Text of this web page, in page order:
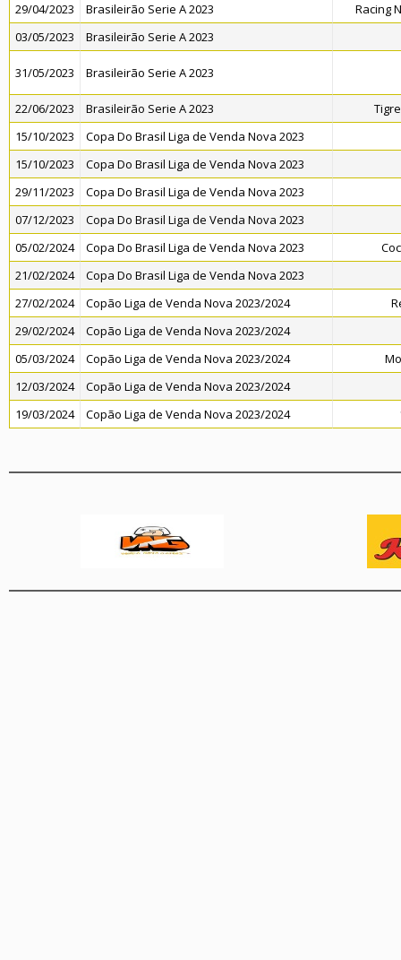
29/04/2023
Brasileirão Serie A 2023
Racing
03/05/2023
Brasileirão Serie A 2023
31/05/2023 Brasileirão Serie A 2023
22/06/2023 Brasileirão Serie A 2023
15/10/2023
Copa Do Brasil Liga de Venda Nova 2023
15/10/2023
Copa Do Brasil Liga de Venda Nova 2023
29/11/2023
Copa Do Brasil Liga de Venda Nova 2023
07/12/2023
Copa Do Brasil Liga de Venda Nova 2023
05/02/2024
Copa Do Brasil Liga de Venda Nova 2023
21/02/2024
Copa Do Brasil Liga de Venda Nova 2023
27/02/2024
Copão Liga de Venda Nova 2023/2024
29/02/2024
Copão Liga de Venda Nova 2023/2024
05/03/2024
Copão Liga de Venda Nova 2023/2024
12/03/2024
Copão Liga de Venda Nova 2023/2024
19/03/2024
Copão Liga de Venda Nova 2023/2024